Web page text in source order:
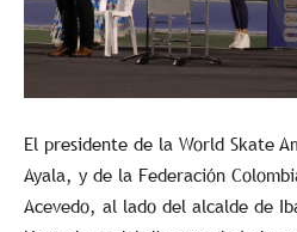
El presidente de la World Skate
Ayala, y de la Federación
Acevedo, al lado del alcalde de